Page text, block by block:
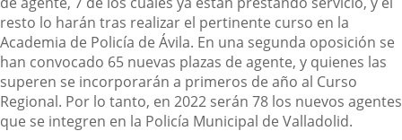
resto lo harán tras realizar el pertinente curso en la
Academia de Policía de Ávila. En una segunda oposición se
han convocado 65 nuevas plazas de agente, y quienes las
superen se incorporarán a primeros de año al Curso
Regional. Por lo tanto, en 2022 serán 78 los nuevos agentes
que se integren en la Policía Municipal de Valladolid.